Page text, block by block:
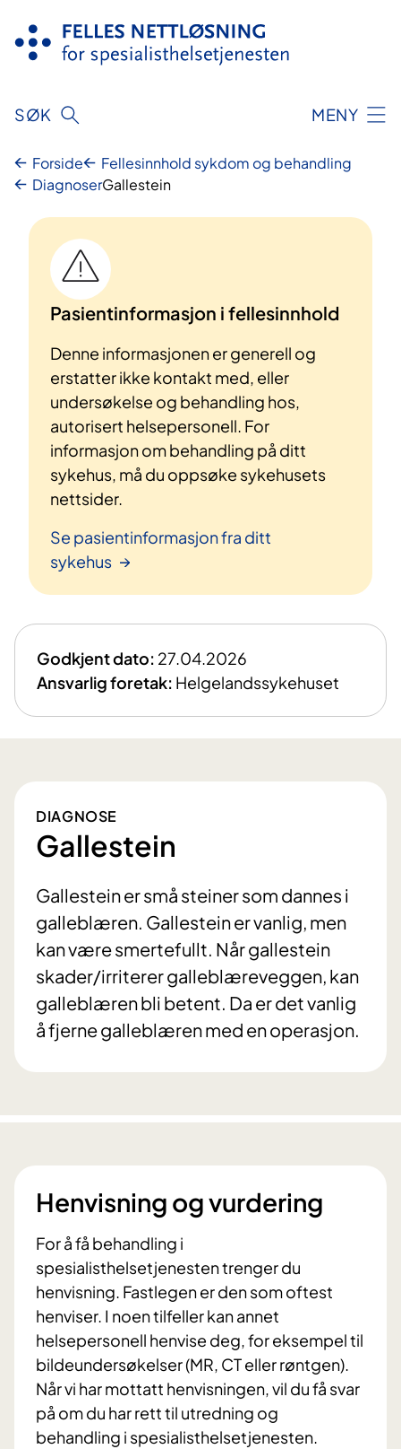
innhold
SØK MENY
Forside
Fellesinnhold sykdom og behandling
DiagnoserGallestein
Pasientinformasjon i fellesinnhold
Denne informasjonen er generell og
erstatter ikke kontakt med, eller
undersøkelse og behandling hos,
autorisert helsepersonell. For
informasjon om behandling på ditt
sykehus, må du oppsøke sykehusets
nettsider.
Se pasientinformasjon fra ditt
sykehus
Godkjent dato: 27.04.2026
Ansvarlig foretak: Helgelandssykehuset
DIAGNOSE
Gallestein
Gallestein er små steiner som dannes i
galleblæren. Gallestein er vanlig, men
kan være smertefullt. Når gallestein
skader/irriterer galleblæreveggen, kan
galleblæren bli betent. Da er det vanlig
å fjerne galleblæren med en operasjon.
Henvisning og vurdering
For å få behandling i
spesialisthelsetjenesten trenger du
henvisning. Fastlegen er den som oftest
henviser. I noen tilfeller kan annet
helsepersonell henvise deg, for eksempel til
bildeundersøkelser (MR, CT eller røntgen).
Når vi har mottatt henvisningen, vil du få svar
på om du har rett til utredning og
behandling i spesialisthelsetjenesten.